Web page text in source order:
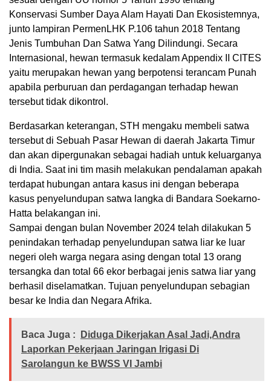
Konservasi Sumber Daya Alam Hayati Dan Ekosistemnya,
junto lampiran PermenLHK P.106 tahun 2018 Tentang
Jenis Tumbuhan Dan Satwa Yang Dilindungi. Secara
Internasional, hewan termasuk kedalam Appendix II CITES
yaitu merupakan hewan yang berpotensi terancam Punah
apabila perburuan dan perdagangan terhadap hewan
tersebut tidak dikontrol.
Berdasarkan keterangan, STH mengaku membeli satwa
tersebut di Sebuah Pasar Hewan di daerah Jakarta Timur
dan akan dipergunakan sebagai hadiah untuk keluarganya
di India. Saat ini tim masih melakukan pendalaman apakah
terdapat hubungan antara kasus ini dengan beberapa
kasus penyelundupan satwa langka di Bandara Soekarno-
Hatta belakangan ini.
Sampai dengan bulan November 2024 telah dilakukan 5
penindakan terhadap penyelundupan satwa liar ke luar
negeri oleh warga negara asing dengan total 13 orang
tersangka dan total 66 ekor berbagai jenis satwa liar yang
berhasil diselamatkan. Tujuan penyelundupan sebagian
besar ke India dan Negara Afrika.
Baca Juga :
Diduga Dikerjakan Asal Jadi,Andra
Laporkan Pekerjaan Jaringan Irigasi Di
Sarolangun ke BWSS VI Jambi